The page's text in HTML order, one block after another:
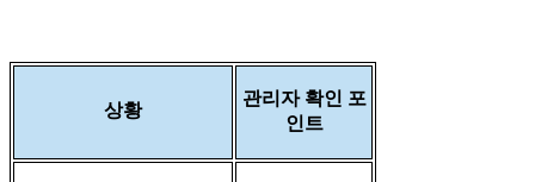
상황
관리자 확인 포
인트